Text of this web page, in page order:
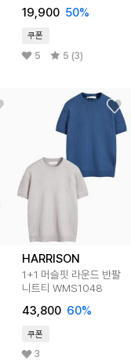
19,900 50%
쿠폰
5 5 (3)
HARRISON
1+1 머슬핏 라운드 반팔
니트티 WMS1048
43,800 60%
쿠폰
3